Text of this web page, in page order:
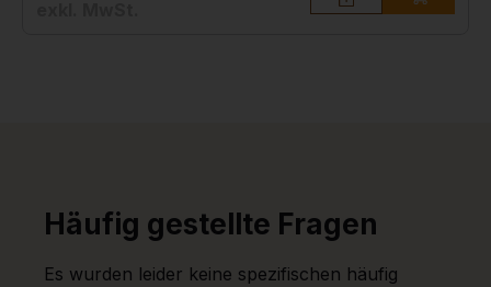
Häufig gestellte Fragen
Es wurden leider keine spezifischen häufig